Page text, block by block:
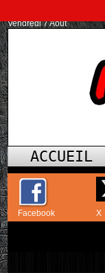
Vendredi 7 Août
ACCUEIL
Facebook X